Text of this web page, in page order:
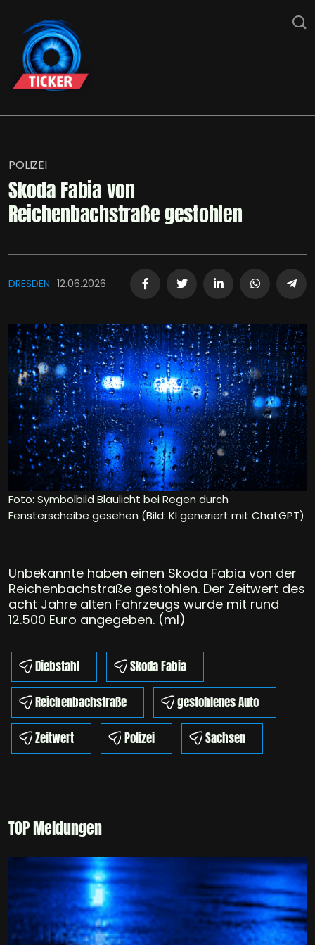
POLIZEI
Skoda Fabia von
Reichenbachstraße gestohlen
DRESDEN 12.06.2026
Foto: Symbolbild Blaulicht bei Regen durch
Fensterscheibe gesehen (Bild: KI generiert mit ChatGPT)
Unbekannte haben einen Skoda Fabia von der
Reichenbachstraße gestohlen. Der Zeitwert des
acht Jahre alten Fahrzeugs wurde mit rund
12.500 Euro angegeben. (ml)
Diebstahl
Skoda Fabia
Reichenbachstraße
gestohlenes Auto
Zeitwert
Polizei Sachsen
TOP Meldungen